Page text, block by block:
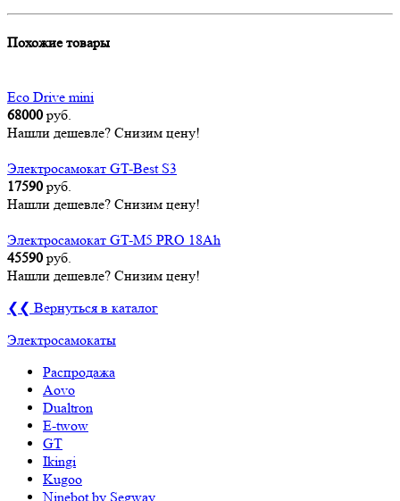
Похожие товары
Eco Drive mini
68000 руб.
Нашли дешевле? Снизим цену!
Электросамокат GT-Best S3
17590 руб.
Нашли дешевле? Снизим цену!
Электросамокат GT-M5 PRO 18Ah
45590 руб.
Нашли дешевле? Снизим цену!
❮❮ Вернуться в каталог
Электросамокаты
Распродажа
Aovo
Dualtron
E-twow
GT
Ikingi
Kugoo
Ninebot by Segway